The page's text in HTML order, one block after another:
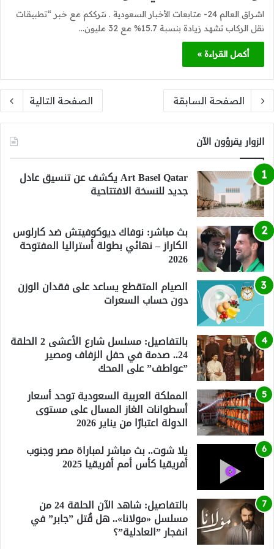
اشراق العالم 24- متابعات الأخبار السعودية . نترككم مع خبر “تطبيقات
نقل الركاب تشهد زيادة بنسبة 15.7% مع 32 مليون…
أكمل القراءة »
الصفحة السابقة الصفحة التالية
الزوار يقرؤون الآن
Art Basel Qatar يكشف عن تنسيق عادل
جديد للنسخة الافتتاحية
بث مباشر: نوفاك ديوكوفيتش ضد كارلوس
الكاراز – نهائي بطولة أستراليا المفتوحة
2026
الصيام المتقطع يساعد على فقدان الوزن
دون حساب السعرات
بالتفاصيل: مسلسل شارع الأعشى 2 الحلقة
24.. صدمة في حفل الزفاف ومصير
”عواطف” على المحك
المملكة العربية السعودية توحد أسعار
أسطوانات الغاز المسال على مستوى
الدولة اعتبارًا من يناير 2026
يلا شوت.. بث مباشر لمباراة مصر وجنوب
أفريقيا كأس أمم أفريقيا 2025
بالتفاصيل: شاهد الآن الحلقة 24 من
مسلسل «مولانا».. هل قُتل ”جابر” في
انفجار ”العادلية”؟